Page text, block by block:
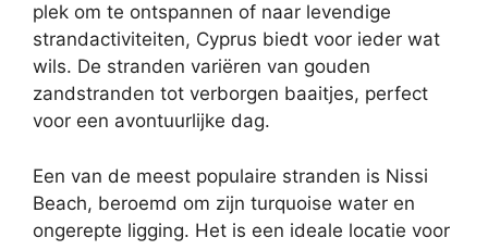
plek om te ontspannen of naar levendige
strandactiviteiten, Cyprus biedt voor ieder wat
wils. De stranden variëren van gouden
zandstranden tot verborgen baaitjes, perfect
voor een avontuurlijke dag.
Een van de meest populaire stranden is Nissi
Beach, beroemd om zijn turquoise water en
ongerepte ligging. Het is een ideale locatie voor